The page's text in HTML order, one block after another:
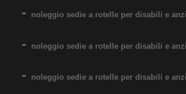
COSTO NOLEGGIO
da 89,00€
noleggio sedie a rotelle per disabili e
noleggio sedie a rotelle per disabili e
noleggio sedie a rotelle per disabili e